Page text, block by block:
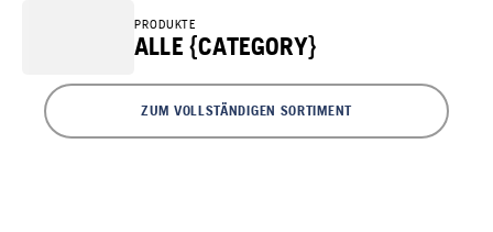
PRODUKTE
ALLE {CATEGORY}
ZUM VOLLSTÄNDIGEN SORTIMENT